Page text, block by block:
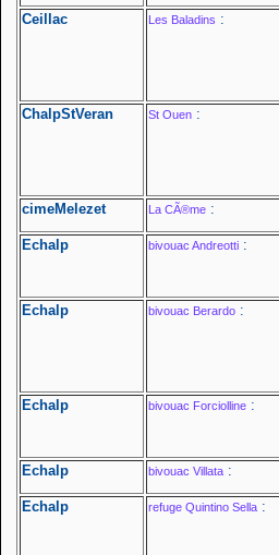
Ceillac Les Baladins :
ChalpStVeran St Ouen :
cimeMelezet La CÃ®me :
Echalp bivouac Andreotti :
Echalp bivouac Berardo :
Echalp bivouac Forciolline :
Echalp bivouac Villata :
Echalp refuge Quintino Sella :